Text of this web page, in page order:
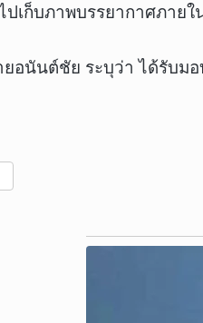
เก็บภาพบรรยากาศภาย
อนันต์ชัย ระบุว่า ได้รับม